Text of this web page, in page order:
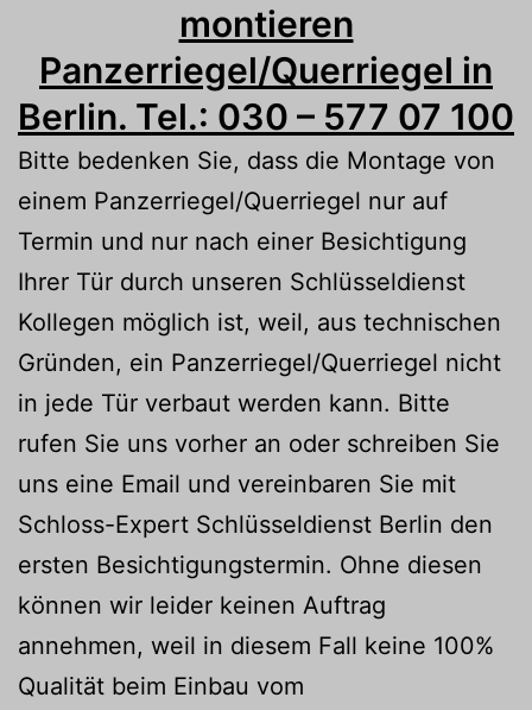
montieren
Panzerriegel/Querriegel in
Berlin. Tel.: 030 – 577 07 100
Bitte bedenken Sie, dass die Montage von
einem Panzerriegel/Querriegel nur auf
Termin und nur nach einer Besichtigung
Ihrer Tür durch unseren Schlüsseldienst
Kollegen möglich ist, weil, aus technischen
Gründen, ein Panzerriegel/Querriegel nicht
in jede Tür verbaut werden kann. Bitte
rufen Sie uns vorher an oder schreiben Sie
uns eine Email und vereinbaren Sie mit
Schloss-Expert Schlüsseldienst Berlin den
ersten Besichtigungstermin. Ohne diesen
können wir leider keinen Auftrag
annehmen, weil in diesem Fall keine 100%
Qualität beim Einbau vom